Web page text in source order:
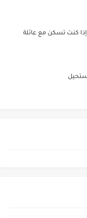
إذا كنت تسكن مع عائلة